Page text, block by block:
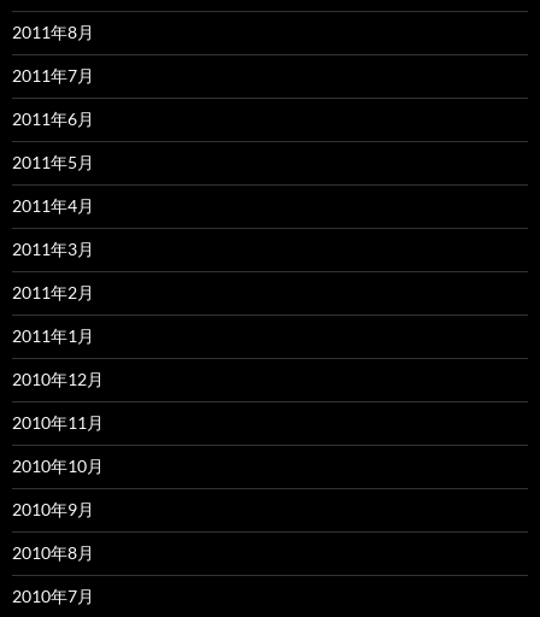
2011年8月
2011年7月
2011年6月
2011年5月
2011年4月
2011年3月
2011年2月
2011年1月
2010年12月
2010年11月
2010年10月
2010年9月
2010年8月
2010年7月